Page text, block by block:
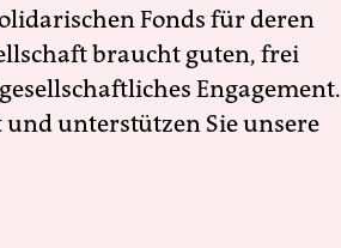
Fonds für deren
braucht guten, frei
Engagement.
und unterstützen Sie unsere